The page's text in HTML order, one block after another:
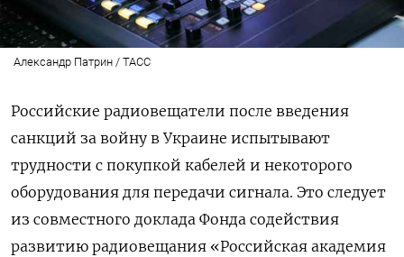
Александр Патрин / ТАСС
Российские радиовещатели после введения
санкций за войну в Украине испытывают
трудности с покупкой кабелей и некоторого
оборудования для передачи сигнала. Это следует
из совместного доклада Фонда содействия
развитию радиовещания «Российская академия